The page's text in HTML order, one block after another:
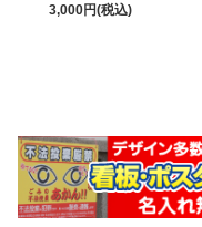
3,000円(税込)